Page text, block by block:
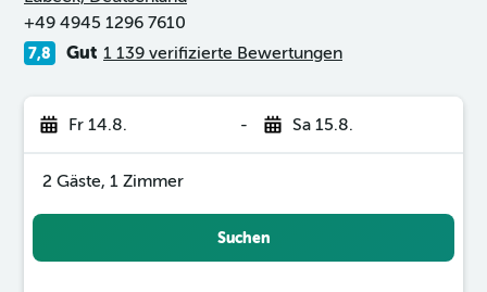
+49 4945 1296 7610
7,8 Gut 1 139 verifizierte Bewertungen
Fr 14.8. - Sa 15.8.
2 Gäste, 1 Zimmer
Suchen